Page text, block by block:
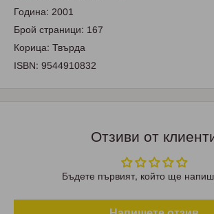
Година: 2001
Брой страници: 167
Корица: Твърда
ISBN: 9544910832
Отзиви от
Бъдете първият, който ще